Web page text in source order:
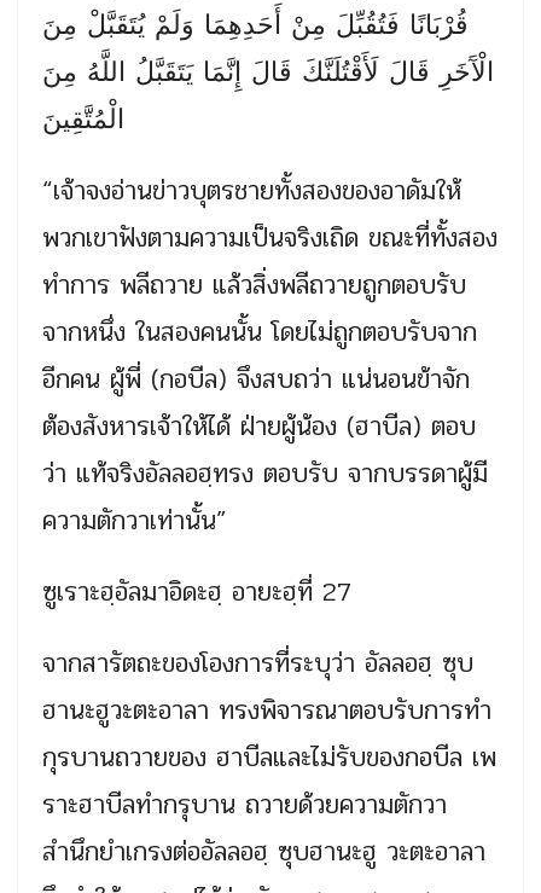
قُرْبَانًا فَتُقُبِّلَ مِنْ أَحَدِهِمَا وَلَمْ يُتَقَبَّلْ مِنَ
الْآَخَرِ قَالَ لَأَقْتُلَنَّكَ قَالَ إِنَّمَا يَتَقَبَّلُ اللَّهُ مِنَ
الْمُتَّقِينَ
“เจ้าจงอ่านข่าวบุตรชายทั้งสองของอาดัมให้
พวกเขาฟังตามความเป็นจริงเถิด ขณะที่ทั้งสอง
ทำการ พลีถวาย แล้วสิ่งพลีถวายถูกตอบรับ
จากหนึ่ง ในสองคนนั้น โดยไม่ถูกตอบรับจาก
อีกคน ผู้พี่ (กอบีล) จึงสบถว่า แน่นอนข้าจัก
ต้องสังหารเจ้าให้ได้ ฝ่ายผู้น้อง (ฮาบีล) ตอบ
ว่า แท้จริงอัลลอฮฺทรง ตอบรับ จากบรรดาผู้มี
ความตักวาเท่านั้น”
ซูเราะฮฺอัลมาอิดะฮฺ อายะฮฺที่ 27
จากสารัตถะของโองการที่ระบุว่า อัลลอฮฺ ซุบ
ฮานะฮูวะตะอาลา ทรงพิจารณาตอบรับการทำ
กุรบานถวายของ ฮาบีลและไม่รับของกอบีล เพ
ราะฮาบีลทำกรุบาน ถวายด้วยความตักวา
สำนึกยำเกรงต่ออัลลอฮฺ ซุบฮานะฮู วะตะอาลา